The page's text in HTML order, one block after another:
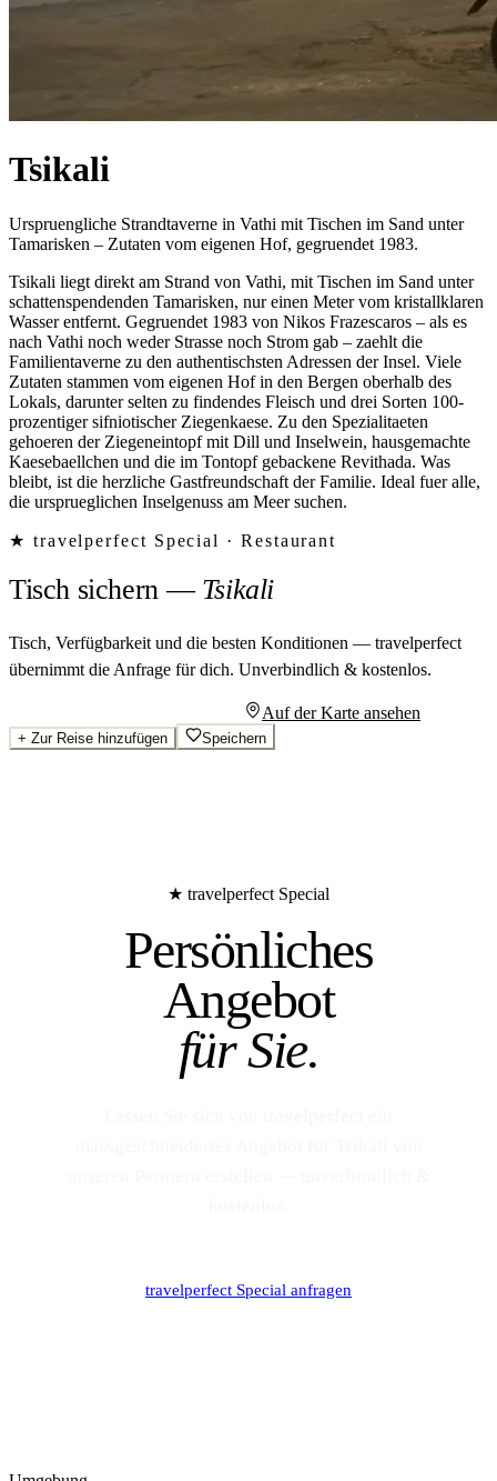
Tsikali
Urspruengliche Strandtaverne in Vathi mit Tischen im Sand unter
Tamarisken – Zutaten vom eigenen Hof, gegruendet 1983.
Tsikali liegt direkt am Strand von Vathi, mit Tischen im Sand unter
schattenspendenden Tamarisken, nur einen Meter vom kristallklaren
Wasser entfernt. Gegruendet 1983 von Nikos Frazescaros – als es
nach Vathi noch weder Strasse noch Strom gab – zaehlt die
Familientaverne zu den authentischsten Adressen der Insel. Viele
Zutaten stammen vom eigenen Hof in den Bergen oberhalb des
Lokals, darunter selten zu findendes Fleisch und drei Sorten 100-
prozentiger sifniotischer Ziegenkaese. Zu den Spezialitaeten
gehoeren der Ziegeneintopf mit Dill und Inselwein, hausgemachte
Kaesebaellchen und die im Tontopf gebackene Revithada. Was
bleibt, ist die herzliche Gastfreundschaft der Familie. Ideal fuer alle,
die ursprueglichen Inselgenuss am Meer suchen.
★ travelperfect Special · Restaurant
Tisch sichern— Tsikali
Tisch, Verfügbarkeit und die besten Konditionen — travelperfect
übernimmt die Anfrage für dich. Unverbindlich & kostenlos.
Auf der Karte ansehen
+ Zur Reise hinzufügen Speichern
★ travelperfect Special
Persönliches
Angebot
für Sie.
travelperfect Special anfragen